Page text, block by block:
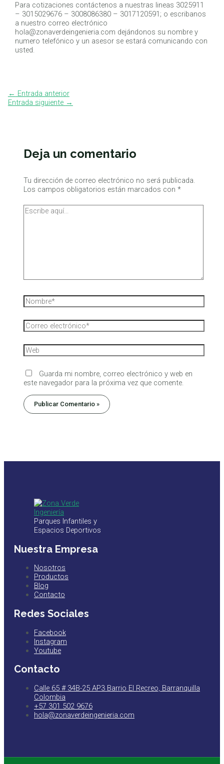
Para cotizaciones contáctenos a nuestras lineas 3025911
– 3015029676 – 3008086380 – 3017120591; o escribanos
a nuestro correo electrónico
hola@zonaverdeingenieria.com dejándonos su nombre y
numero telefónico y un asesor se estará comunicando con
usted.
← Entrada anterior
Entrada siguiente →
Deja un comentario
Tu dirección de correo electrónico no será publicada.
Los campos obligatorios están marcados con*
Guarda mi nombre, correo electrónico y web en
este navegador para la próxima vez que comente.
Parques Infantiles y
Espacios Deportivos
Nuestra Empresa
Nosotros
Productos
Blog
Contacto
Redes Sociales
Facebook
Instagram
Youtube
Contacto
Calle 65 # 34B-25 AP3 Barrio El Recreo, Barranquilla
Colombia
+57 301 502 9676
hola@zonaverdeingenieria.com